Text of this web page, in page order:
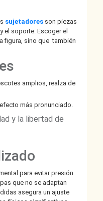
sujetadores son piezas
el soporte. Escoger el
figura, sino que también
amplios, realza de
más pronunciado.
y la libertad de
para evitar presión
que no se adaptan
asegura un ajuste